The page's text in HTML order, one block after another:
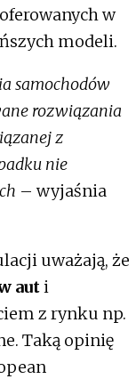
oferowanych w
modeli.
samochodów
rozwiązania
z
nie
– wyjaśnia
uważają, że
auti
z rynku np.
Taką opinię